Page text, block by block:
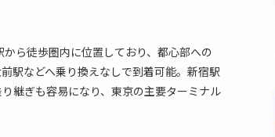
ら徒歩圏内に位置しており、都心部への
駅などへ乗り換えなしで到着可能。新宿駅
継ぎも容易になり、東京の主要ターミナル